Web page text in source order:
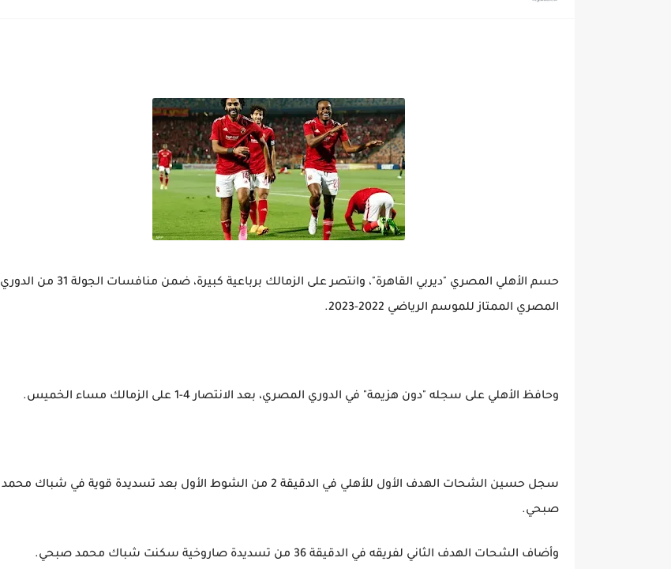
حسم الأهلي المصري "ديربي القاهرة"، وانتصر على الزمالك برباعية كبيرة، ضمن منافسات الجولة 31 من الدوري
المصري الممتاز للموسم الرياضي 2022-2023.
وحافظ الأهلي على سجله "دون هزيمة" في الدوري المصري، بعد الانتصار 4-1 على الزمالك مساء الخميس.
سجل حسين الشحات الهدف الأول للأهلي في الدقيقة 2 من الشوط الأول بعد تسديدة قوية في شباك محمد
صبحي.
وأضاف الشحات الهدف الثاني لفريقه في الدقيقة 36 من تسديدة صاروخية سكنت شباك محمد صبحي.